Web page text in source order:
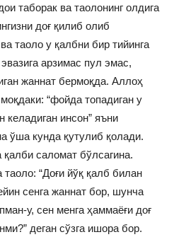
таборак ва таолонинг олдига
доғ қилиб олиб
таоло у қалбни бир тийинга
арзимас пул эмас,
жаннат бермоқда. Аллоҳ
“фойда топадиган у
келадиган инсон” яъни
ўша кунда қутулиб қолади.
саломат бўлсагина.
“Доғи йўқ қалб билан
сенга жаннат бор, шунча
у, сен менга ҳаммаёғи доғ
деган сўзга ишора бор.